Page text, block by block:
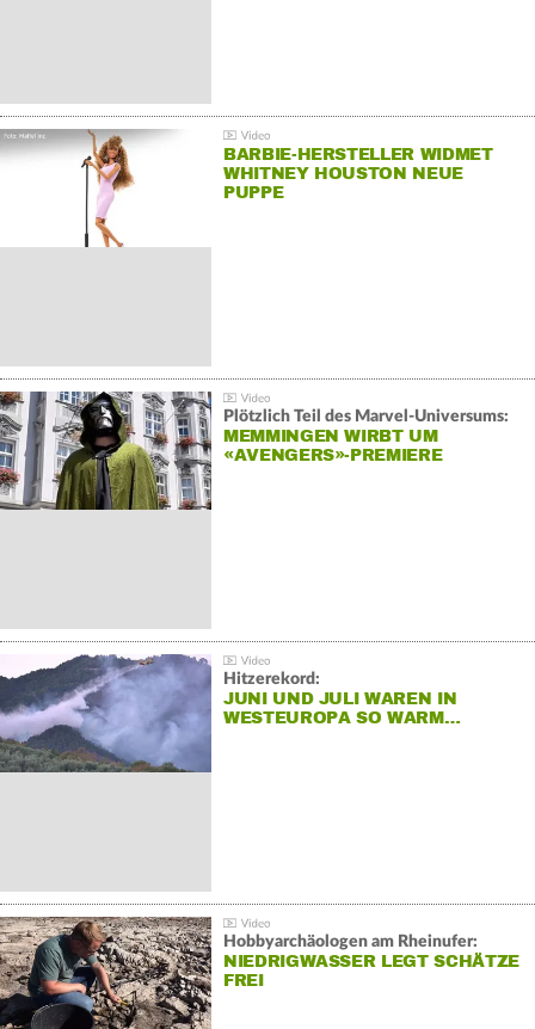
BARBIE-HERSTELLER WIDMET
WHITNEY HOUSTON NEUE
PUPPE
Plötzlich Teil des Marvel-Universums:
MEMMINGEN WIRBT UM
«AVENGERS»-PREMIERE
Hitzerekord:
JUNI UND JULI WAREN IN
WESTEUROPA SO WARM…
Hobbyarchäologen am Rheinufer:
NIEDRIGWASSER LEGT SCHÄTZE
FREI